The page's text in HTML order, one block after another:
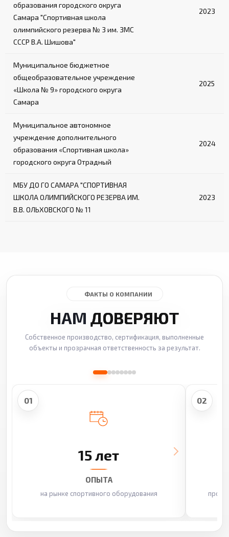
образования городского округа
Самара "Спортивная школа
олимпийского резерва № 3 им. ЗМС
СССР В.А. Шишова"
2023
Муниципальное бюджетное
общеобразовательное учреждение
«Школа № 9» городского округа
Самара
2025
Муниципальное автономное
учреждение дополнительного
образования «Спортивная школа»
городского округа Отрадный
2024
МБУ ДО ГО САМАРА "СПОРТИВНАЯ
ШКОЛА ОЛИМПИЙСКОГО РЕЗЕРВА ИМ.
В.В. ОЛЬХОВСКОГО № 11
2023
ФАКТЫ О КОМПАНИИ
НАМ ДОВЕРЯЮТ
Собственное производство, сертификация, выполненные
объекты и прозрачная ответственность за результат.
01
15 лет
ОПЫТА
на рынке спортивного оборудования
02